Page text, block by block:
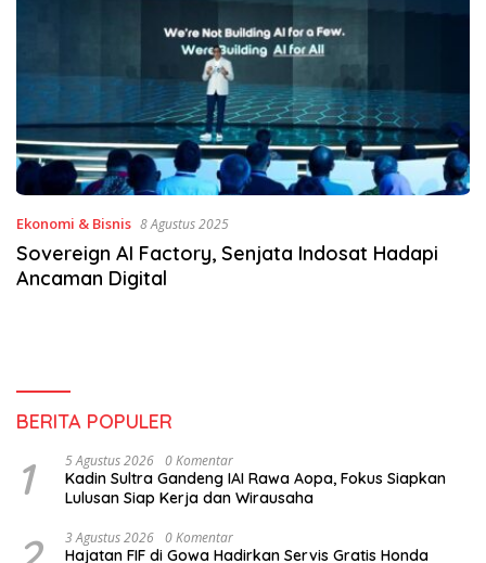
Ekonomi & Bisnis 8 Agustus 2025
Sovereign AI Factory, Senjata Indosat Hadapi
Ancaman Digital
BERITA POPULER
1 5 Agustus 2026 0 Komentar
Kadin Sultra Gandeng IAI Rawa Aopa, Fokus Siapkan
Lulusan Siap Kerja dan Wirausaha
3 Agustus 2026 0 Komentar
Hajatan FIF di Gowa Hadirkan Servis Gratis Honda